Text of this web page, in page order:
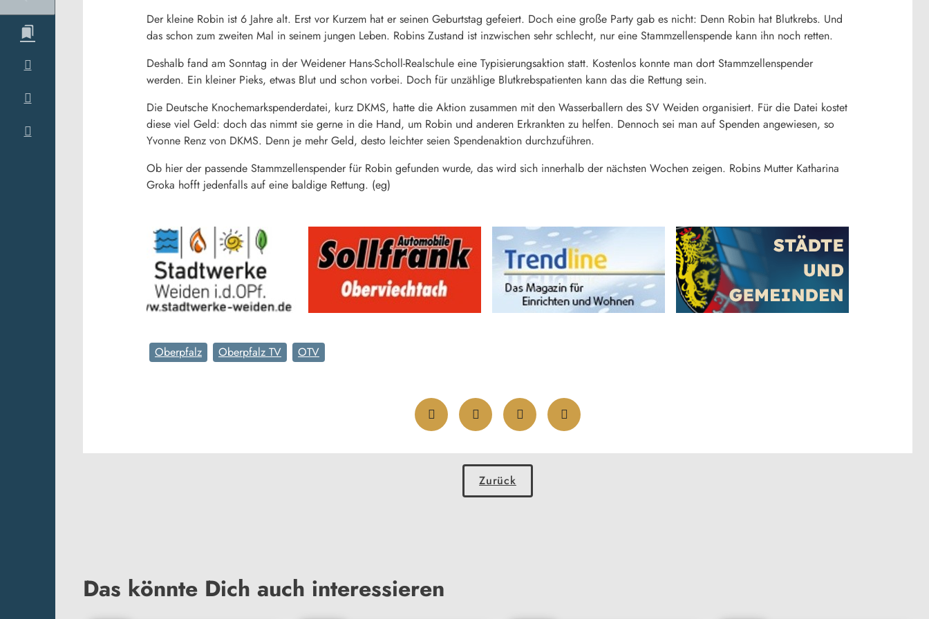
Der kleine Robin ist 6 Jahre alt. Erst vor Kurzem hat er seinen Geburtstag gefeiert. Doch eine große Party gab es nicht: Denn Robin hat Blutkrebs. Und
das schon zum zweiten Mal in seinem jungen Leben. Robins Zustand ist inzwischen sehr schlecht, nur eine Stammzellenspende kann ihn noch retten.
Deshalb fand am Sonntag in der Weidener Hans-Scholl-Realschule eine Typisierungsaktion statt. Kostenlos konnte man dort Stammzellenspender
werden. Ein kleiner Pieks, etwas Blut und schon vorbei. Doch für unzählige Blutkrebspatienten kann das die Rettung sein.
Die Deutsche Knochemarkspenderdatei, kurz DKMS, hatte die Aktion zusammen mit den Wasserballern des SV Weiden organisiert. Für die Datei kostet
diese viel Geld: doch das nimmt sie gerne in die Hand, um Robin und anderen Erkrankten zu helfen. Dennoch sei man auf Spenden angewiesen, so
Yvonne Renz von DKMS. Denn je mehr Geld, desto leichter seien Spendenaktion durchzuführen.
Ob hier der passende Stammzellenspender für Robin gefunden wurde, das wird sich innerhalb der nächsten Wochen zeigen. Robins Mutter Katharina
Groka hofft jedenfalls auf eine baldige Rettung. (eg)
Oberpfalz Oberpfalz TV OTV
Zurück
Das könnte Dich auch interessieren